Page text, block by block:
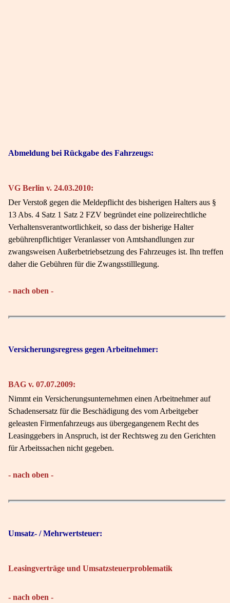
Abmeldung bei Rückgabe des Fahrzeugs:
VG Berlin v. 24.03.2010:
Der Verstoß gegen die Meldepflicht des bisherigen Halters aus §
13 Abs. 4 Satz 1 Satz 2 FZV begründet eine polizeirechtliche
Verhaltensverantwortlichkeit, so dass der bisherige Halter
gebührenpflichtiger Veranlasser von Amtshandlungen zur
zwangsweisen Außerbetriebsetzung des Fahrzeuges ist. Ihn treffen
daher die Gebühren für die Zwangsstilllegung.
- nach oben -
Versicherungsregress gegen Arbeitnehmer:
BAG v. 07.07.2009:
Nimmt ein Versicherungsunternehmen einen Arbeitnehmer auf
Schadensersatz für die Beschädigung des vom Arbeitgeber
geleasten Firmenfahrzeugs aus übergegangenem Recht des
Leasinggebers in Anspruch, ist der Rechtsweg zu den Gerichten
für Arbeitssachen nicht gegeben.
- nach oben -
Umsatz- / Mehrwertsteuer:
Leasingverträge und Umsatzsteuerproblematik
- nach oben -